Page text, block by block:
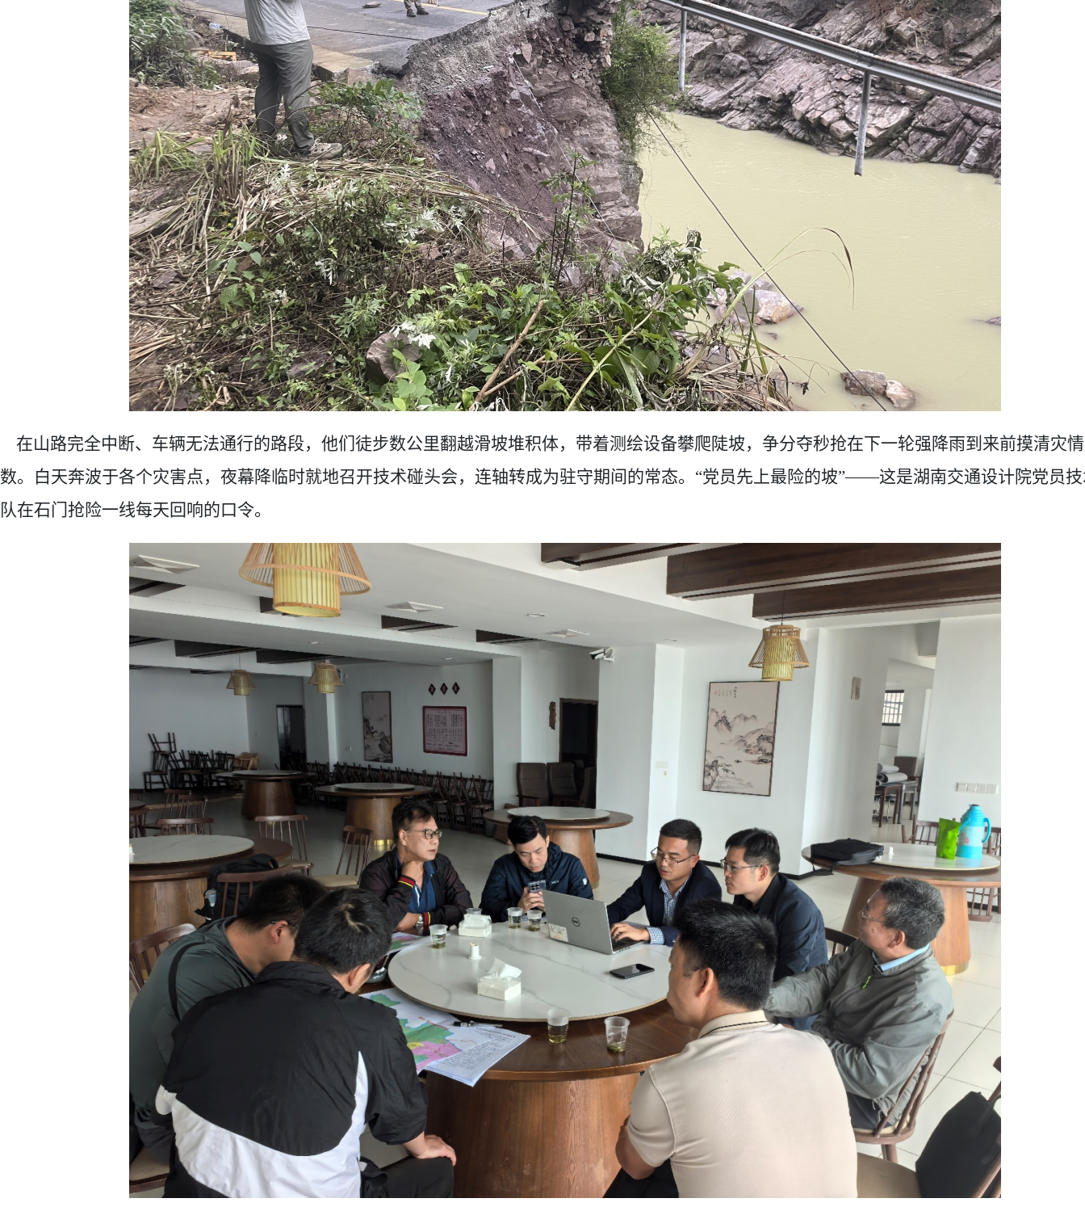
在山路完全中断、车辆无法通行的路段， 他们 徒步数公里翻越滑坡堆积体， 带着测绘设备攀爬陡坡，争分夺秒抢在下一轮强降雨到来前摸清灾
数。白天奔波于各个灾害点，夜幕降临时就地召开技术碰头会，连轴转成为驻守期间的常态。 “党员先上最险的坡”——这是湖南交通设计院党员
队在石门抢险一线每天回响的口令。